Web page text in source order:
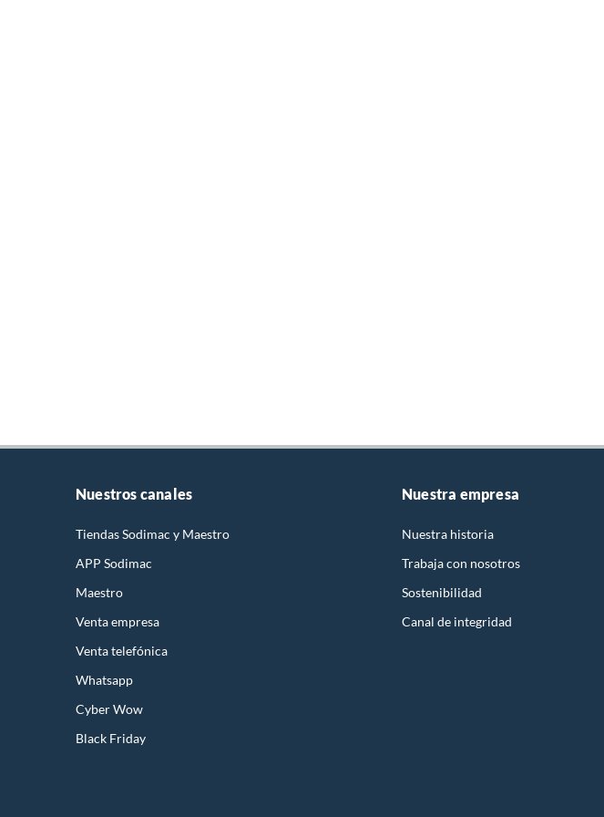
Nuestros canales
Tiendas Sodimac y Maestro
APP Sodimac
Maestro
Venta empresa
Venta telefónica
Whatsapp
Cyber Wow
Black Friday
Nuestra empresa
Nuestra historia
Trabaja con nosotros
Sostenibilidad
Canal de integridad